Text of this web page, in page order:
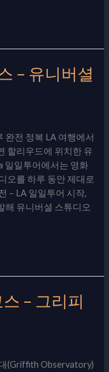
– 유니버셜
완전 정복 LA 여행에서
할리우드에 위치한 유
일일투어에서는 영화
오를 하루 동안 제대로
– LA 일일투어 시작,
해 유니버셜 스튜디오
– 그리피
(Griffith Observatory)